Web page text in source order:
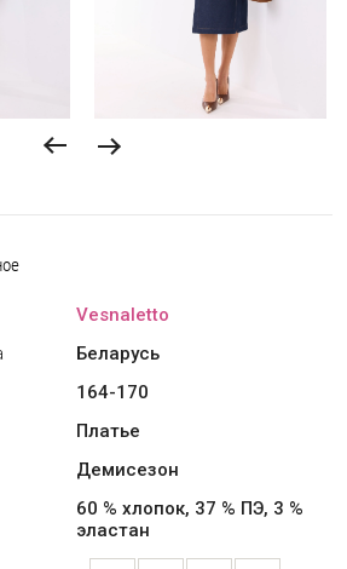
Vesnaletto
Беларусь
164-170
Платье
Демисезон
60 % хлопок, 37 % ПЭ, 3 %
эластан